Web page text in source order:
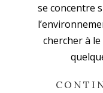
se concentre
chercher à